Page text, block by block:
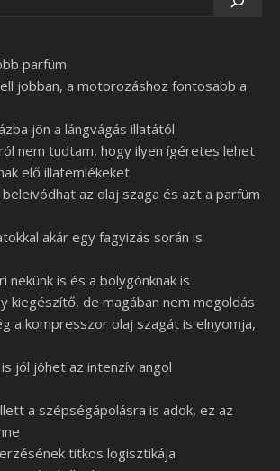
parfüm
jobban, a motorozáshoz fontosabb a
jön a lángvágás illatától
nem tudtam, hogy ilyen ígéretes lehet
elő illatemlékeket
az olaj szaga és azt a parfüm
akár egy fagyizás során is
nekünk is és a bolygónknak is
kiegészítő, de magában nem megoldás
a kompresszor olaj szagát is elnyomja,
jól jöhet az intenzív angol
a szépségápolásra is adok, ez az
titkos logisztikája